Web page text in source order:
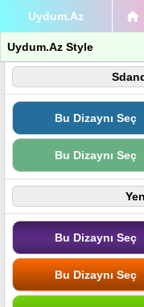
Uydum.Az
Uydum.Az Style
Bu Dizaynı Seç
Bu Dizaynı Seç
Bu Dizaynı Seç
Bu Dizaynı Seç